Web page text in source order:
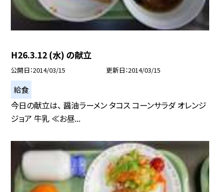
H26.3.12 (水) の献立
公開日 2014/03/15 更新日 2014/03/15
給食
今日の献立は、 醤油ラーメン タコス コーンサラダ オレンジ
ジョア 牛乳 ≪お昼...